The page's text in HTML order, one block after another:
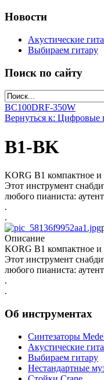
Новости
Акустические
Выбираем гитару
Поиск по сайту
BC100DRF-350W
Вернуться к: Цифровые
B1-BK
KORG B1 компактное
Этот инструмент
любого пианиста:
.
.
Описание
KORG B1 компактное
Этот инструмент
любого пианиста:
.
.
Об инструментах
Синтезаторы
Акустические
Выбираем гитару
Нестандартные